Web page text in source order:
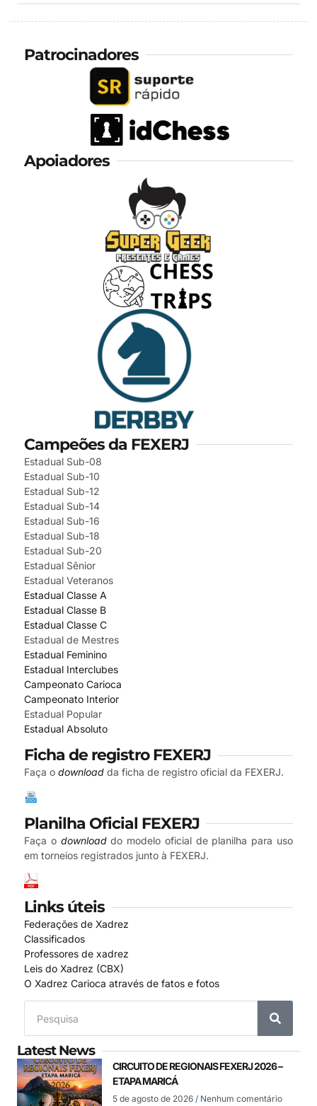
Patrocinadores
Apoiadores
Campeões da FEXERJ
Estadual Sub-08
Estadual Sub-10
Estadual Sub-12
Estadual Sub-14
Estadual Sub-16
Estadual Sub-18
Estadual Sub-20
Estadual Sênior
Estadual Veteranos
Estadual Classe A
Estadual Classe B
Estadual Classe C
Estadual de Mestres
Estadual Feminino
Estadual Interclubes
Campeonato Carioca
Campeonato Interior
Estadual Popular
Estadual Absoluto
Ficha de registro FEXERJ
Faça o download da ficha de registro oficial da FEXERJ.
Planilha Oficial FEXERJ
Faça o downloaddo modelo oficial de planilha para uso
em torneios registrados junto à FEXERJ.
Links úteis
Federações de Xadrez
Classificados
Professores de xadrez
Leis do Xadrez (CBX)
O Xadrez Carioca através de fatos e fotos
Latest News
CIRCUITO DE REGIONAIS FEXERJ 2026 –
ETAPA MARICÁ
5 de agosto de 2026 Nenhum comentário